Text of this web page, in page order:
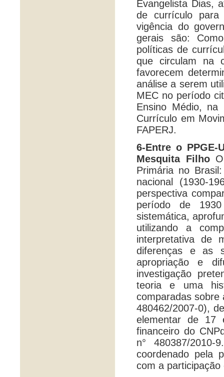
Evangelista Dias,
de currículo
vigência do
gerais são:
políticas de
que circulam na
favorecem
análise a serem
MEC no período
Ensino Médio, na
Currículo em
FAPERJ.
6-Entre o
Mesquita FilhoO
Primária no
nacional (1930-
perspectiva
período de
sistemática,
utilizando a
interpretativa de
diferenças e as
apropriação e
investigação
teoria e uma
comparadas sobre
480462/2007-0),
elementar de 17
financeiro do
n° 480387/
coordenado pela
com a